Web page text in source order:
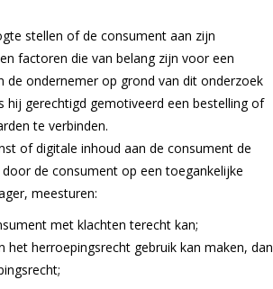
stellen of de consument aan zijn
factoren die van belang zijn voor een
ondernemer op grond van dit onderzoek
gerechtigd gemotiveerd een bestelling of
te verbinden.
of digitale inhoud aan de consument de
de consument op een toegankelijke
meesturen:
met klachten terecht kan;
herroepingsrecht gebruik kan maken, dan